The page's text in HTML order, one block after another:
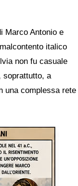
Marco Antonio e
italico
non fu casuale
soprattutto, a
una complessa rete